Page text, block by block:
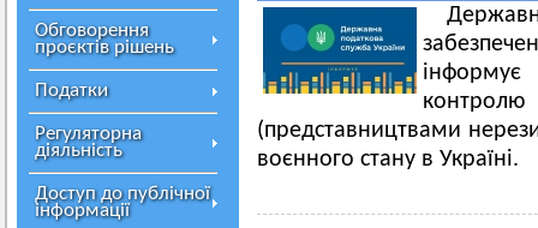
Обговорення
проєктів рішень
Податки
Регуляторна
діяльність
Доступ до публічної
інформації
(представництвами
воєнного стану в Україні.